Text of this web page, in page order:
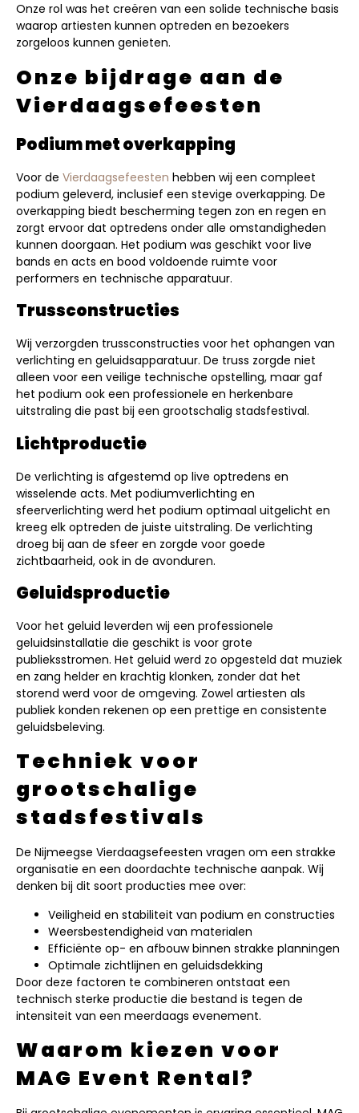
Onze rol was het creëren van een solide technische basis
waarop artiesten kunnen optreden en bezoekers
zorgeloos kunnen genieten.
Onze bijdrage aan de
Vierdaagsefeesten
Podium met overkapping
Voor de Vierdaagsefeesten hebben wij een compleet
podium geleverd, inclusief een stevige overkapping. De
overkapping biedt bescherming tegen zon en regen en
zorgt ervoor dat optredens onder alle omstandigheden
kunnen doorgaan. Het podium was geschikt voor live
bands en acts en bood voldoende ruimte voor
performers en technische apparatuur.
Trussconstructies
Wij verzorgden trussconstructies voor het ophangen van
verlichting en geluidsapparatuur. De truss zorgde niet
alleen voor een veilige technische opstelling, maar gaf
het podium ook een professionele en herkenbare
uitstraling die past bij een grootschalig stadsfestival.
Lichtproductie
De verlichting is afgestemd op live optredens en
wisselende acts. Met podiumverlichting en
sfeerverlichting werd het podium optimaal uitgelicht en
kreeg elk optreden de juiste uitstraling. De verlichting
droeg bij aan de sfeer en zorgde voor goede
zichtbaarheid, ook in de avonduren.
Geluidsproductie
Voor het geluid leverden wij een professionele
geluidsinstallatie die geschikt is voor grote
publieksstromen. Het geluid werd zo opgesteld dat muziek
en zang helder en krachtig klonken, zonder dat het
storend werd voor de omgeving. Zowel artiesten als
publiek konden rekenen op een prettige en consistente
geluidsbeleving.
Techniek voor
grootschalige
stadsfestivals
De Nijmeegse Vierdaagsefeesten vragen om een strakke
organisatie en een doordachte technische aanpak. Wij
denken bij dit soort producties mee over:
Veiligheid en stabiliteit van podium en constructies
Weersbestendigheid van materialen
Efficiënte op- en afbouw binnen strakke planningen
Optimale zichtlijnen en geluidsdekking
Door deze factoren te combineren ontstaat een
technisch sterke productie die bestand is tegen de
intensiteit van een meerdaags evenement.
Waarom kiezen voor
MAG Event Rental?